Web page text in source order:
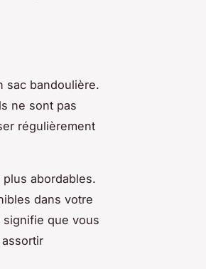
sac bandoulière.
ne sont pas
régulièrement
abordables.
dans votre
que vous